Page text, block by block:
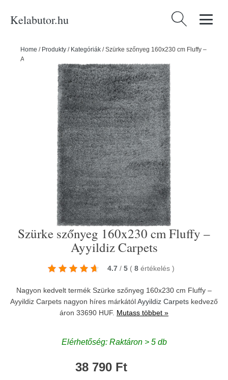
Kelabutor.hu Keresés:
Home / Produkty / Kategóriák /Szürke szőnyeg 160x230 cm Fluffy –
Ayyildiz Carpets
Szürke szőnyeg 160x230 cm Fluffy –
Ayyildiz Carpets
4.7 / 5 ( 8 értékelés )
Nagyon kedvelt termék Szürke szőnyeg 160x230 cm Fluffy –
Ayyildiz Carpets nagyon híres márkátólAyyildiz Carpets kedvező
áron 33690 HUF. Mutass többet »
Elérhetőség: Raktáron > 5 db
38 790 Ft